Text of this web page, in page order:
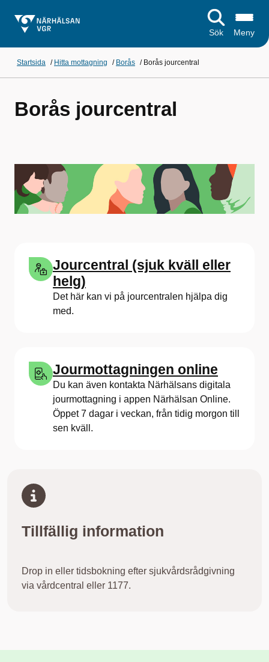
Sök Meny
Startsida / Hitta mottagning / Borås / Borås jourcentral
Borås jourcentral
Jourcentral (sjuk kväll eller
helg)
Det här kan vi på jourcentralen hjälpa dig
med.
Jourmottagningen online
Du kan även kontakta Närhälsans digitala
jourmottagning i appen Närhälsan Online.
Öppet 7 dagar i veckan, från tidig morgon till
sen kväll.
Tillfällig information
Drop in eller tidsbokning efter sjukvårdsrådgivning
via vårdcentral eller 1177.